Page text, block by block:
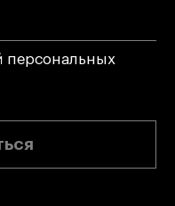
персональных